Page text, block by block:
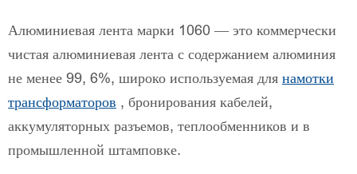
Алюминиевая лента марки 1060 — это коммерчески
чистая алюминиевая лента с содержанием алюминия
не менее 99, 6%, широко используемая для намотки
трансформаторов , бронирования кабелей,
аккумуляторных разъемов, теплообменников и в
промышленной штамповке.